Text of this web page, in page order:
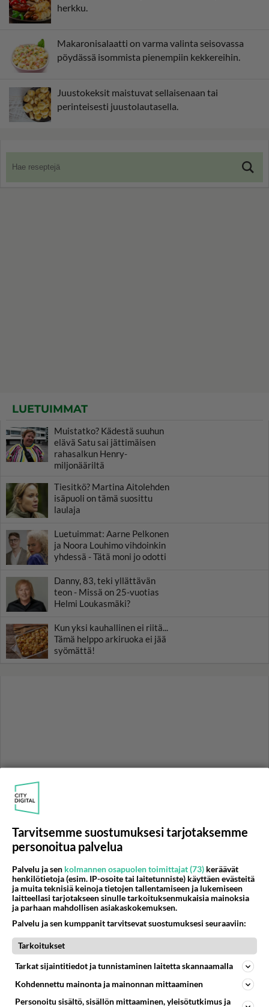
herkku.
Makaronisalaatti on varma valinta seisovassa
pöydässä isommista pienempiin kekkereihin.
Juustokeksit maistuvat sellaisenaan tai
perinteisesti juustolautasella.
LUETUIMMAT
Muistatko? Kädestä suuhun
elävä Satu sai jättimäisen
rahasalkun Henry-
miljonääriltä
Tiesitkö? Martina Aitolehden
isäpuoli on tämä suosittu
laulaja
Luetuimmat: Aarne Pelkonen
ja Noora Louhimo vihdoinkin
yhdessä - Tätä moni jo odotti
Danny, 83, teki yllättävän
teon - Missä on 25-vuotias
Helmi Loukasmäki?
Kun yksi kauhallinen ei riitä...
Tämä helppo arkiruoka ei jää
syömättä!
RESEPTIT
Kasvispiirakka saa mehevää
makua tomaatista, basilikasta
ja fetasta. Nauti
pikkuateriana salaatin
kanssa!
Pinaatti-raejuustopiirakka
täyttää välipalana tai maistuu
illanistujaisissa.
Tarvitsemme suostumuksesi tarjotaksemme
personoitua palvelua
Palvelu ja sen kolmannen osapuolen toimittajat (73) keräävät
henkilötietoja (esim. IP-osoite tai laitetunniste) käyttäen evästeitä
ja muita teknisiä keinoja tietojen tallentamiseen ja lukemiseen
laitteellasi tarjotakseen sinulle tarkoituksenmukaisia mainoksia
ja parhaan mahdollisen asiakaskokemuksen.
Palvelu ja sen kumppanit tarvitsevat suostumuksesi seuraaviin:
Tarkoitukset
Tarkat sijaintitiedot ja tunnistaminen laitetta skannaamalla
Kohdennettu mainonta ja mainonnan mittaaminen
Personoitu sisältö, sisällön mittaaminen, yleisötutkimus ja